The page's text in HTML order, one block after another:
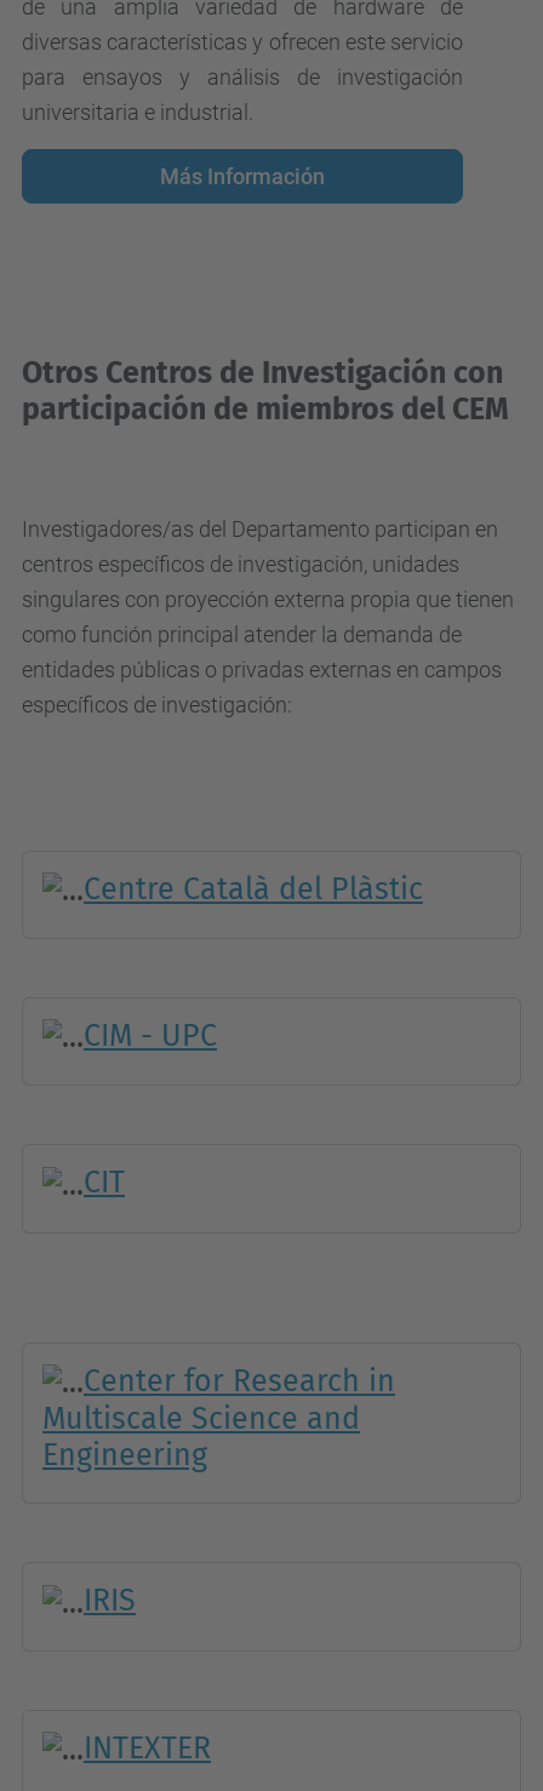
de una amplia variedad de hardware de
diversas características y ofrecen este servicio
para ensayos y análisis de investigación
universitaria e industrial.
Más Información
Otros Centros de Investigación con
participación de miembros del CEM
Investigadores/as del Departamento participan en
centros específicos de investigación, unidades
singulares con proyección externa propia que tienen
como función principal atender la demanda de
entidades públicas o privadas externas en campos
específicos de investigación:
Centre Català del Plàstic
CIM - UPC
CIT
Center for Research in
Multiscale Science and
Engineering
IRIS
INTEXTER